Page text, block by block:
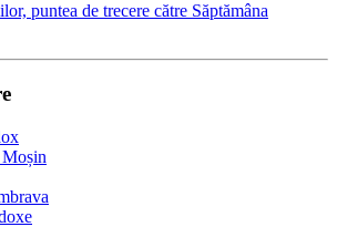
puntea de trecere către Săptămâna